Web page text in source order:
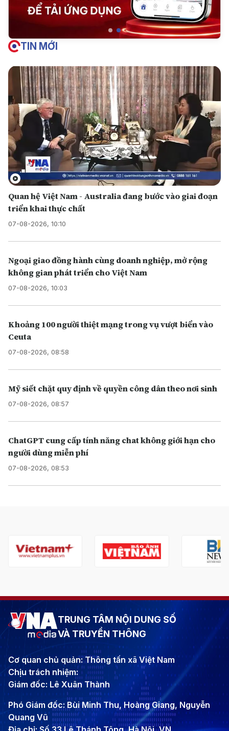
TIN MỚI
Quan hệ Việt Nam - Australia đang bước vào giai đoạn
triển khai thực chất
07-08-2026, 10:10
Ngoại giao đồng hành cùng doanh nghiệp, mở rộng
không gian phát triển cho Việt Nam
07-08-2026, 10:03
Khoảng 100 người thiệt mạng trong vụ vượt biển vào
Ceuta
07-08-2026, 08:58
Mỹ siết chặt quy định về quyền công dân theo nơi sinh
07-08-2026, 08:57
ChatGPT cung cấp tính năng chat không giới hạn cho
người dùng miễn phí
07-08-2026, 08:53
TRUNG TÂM NỘI DUNG SỐ
VÀ TRUYỀN THÔNG
Cơ quan chủ quản: Thông tấn xã Việt Nam
Chịu trách nhiệm:
Giám đốc: Lê Xuân Thành
Phó Giám đốc: Bùi Minh Thu, Hoàng Giang, Nguyễn
Quang Vũ